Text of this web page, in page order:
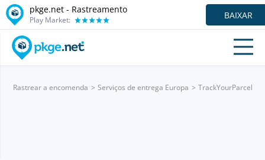
pkge.net - Rastreamento
Play Market: BAIXAR
Rastrear a encomenda Serviços de entrega Europa TrackYourParcel